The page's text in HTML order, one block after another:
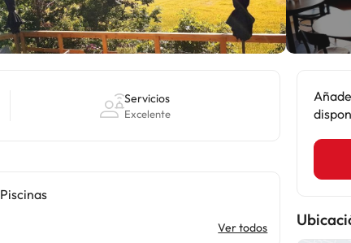
Servicios
Excelente
Piscinas
Ver todos